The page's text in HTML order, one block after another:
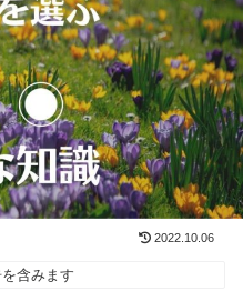
2022.10.06
含みます